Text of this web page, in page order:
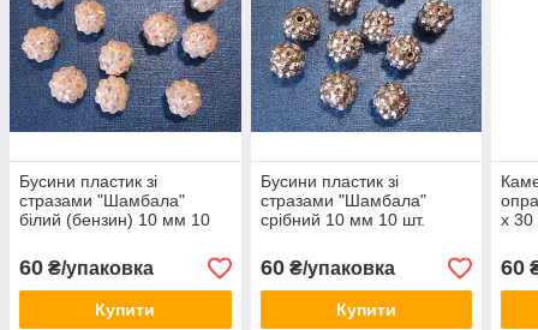
Бусини пластик зі
стразами "Шамбала"
білий (бензин) 10 мм 10
60 ₴/упаковка
Купити
Бусини пластик зі
стразами "Шамбала"
срібний 10 мм 10 шт.
60₴/упаковка
Купити
х
60